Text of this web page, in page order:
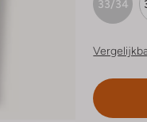
33/34